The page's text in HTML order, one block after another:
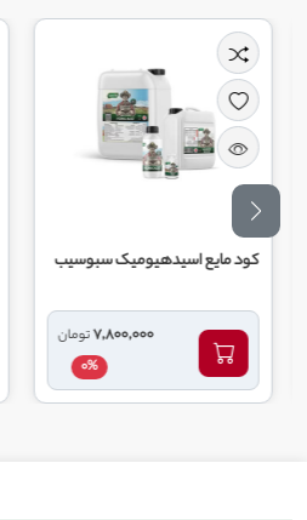
کود مایع اسیدهیومیک سبوسیب
7,800,000تومان
0%